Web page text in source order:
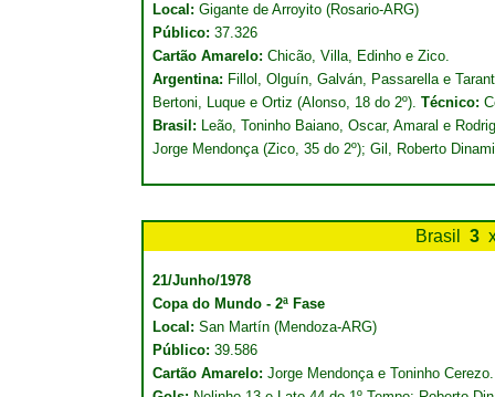
Local: Gigante de Arroyito (Rosario-ARG)
Público: 37.326
Cartão Amarelo: Chicão, Villa, Edinho e Zico.
Argentina: Fillol, Olguín, Galván, Passarella e
Bertoni, Luque e Ortiz (Alonso, 18 do 2º). Técnico:
Brasil: Leão, Toninho Baiano, Oscar, Amaral e
Jorge Mendonça (Zico, 35 do 2º); Gil, Roberto
Brasil 3
21/Junho/1978
Copa do Mundo - 2ª Fase
Local: San Martín (Mendoza-ARG)
Público: 39.586
Cartão Amarelo: Jorge Mendonça e Toninho Cerezo.